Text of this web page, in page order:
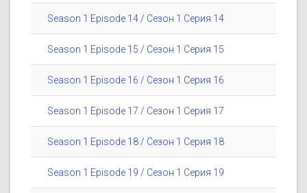
Season 1 Episode 14 / Сезон 1 Серия 14
Season 1 Episode 15 / Сезон 1 Серия 15
Season 1 Episode 16 / Сезон 1 Серия 16
Season 1 Episode 17 / Сезон 1 Серия 17
Season 1 Episode 18 / Сезон 1 Серия 18
Season 1 Episode 19 / Сезон 1 Серия 19